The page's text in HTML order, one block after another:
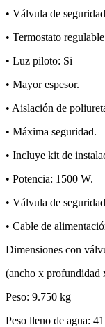
• Válvula de
• Termostato
• Luz piloto: Si
• Mayor espesor.
• Aislación de
• Máxima seguridad.
• Incluye kit de
• Potencia: 1500 W.
• Válvula de
• Cable de
Dimensiones con
(ancho x profundidad
Peso: 9.750 kg
Peso lleno de agua: